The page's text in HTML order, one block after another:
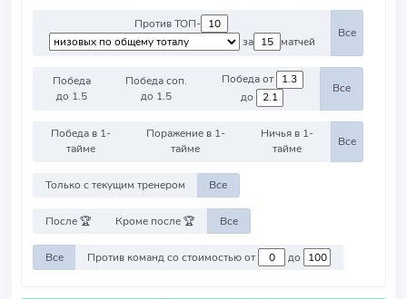
Против ТОП-
за
матчей
Все
Победа
до 1.5
Победа соп.
до 1.5
Победа от
до
Все
Победа в 1-
тайме
Поражение в 1-
тайме
Ничья в 1-
тайме
Все
Только с текущим тренером Все
После 🏆 Кроме после 🏆 Все
Все Против команд со стоимостью от до